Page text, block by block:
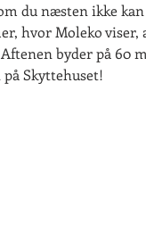
du næsten ikke
hvor Moleko
byder på 60
Skyttehuset!